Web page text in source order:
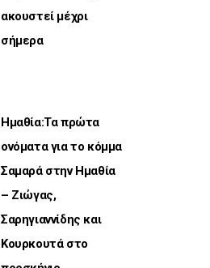
ακουστεί μέχρι
σήμερα
Ημαθία:Τα πρώτα
ονόματα για το κόμμα
Σαμαρά στην Ημαθία
– Ζιώγας,
Σαρηγιαννίδης και
Κουρκουτά στο